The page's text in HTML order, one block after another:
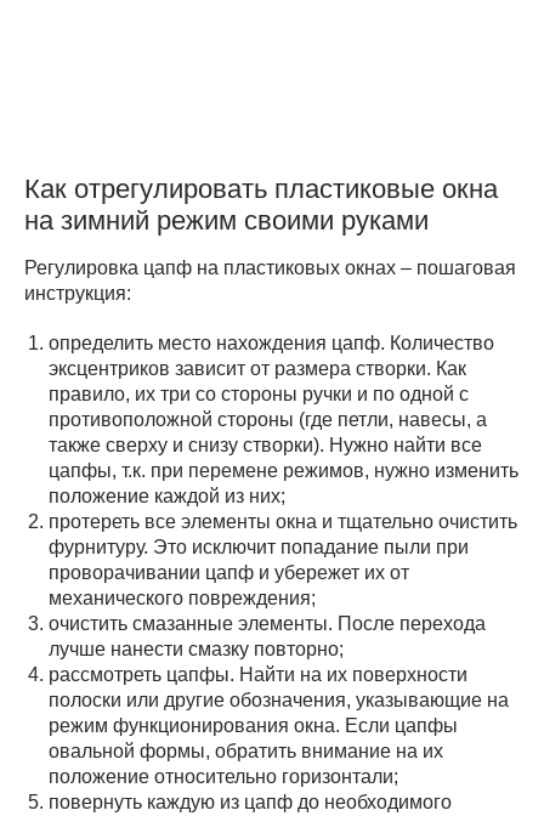
Как отрегулировать пластиковые окна
на зимний режим своими руками
Регулировка цапф на пластиковых окнах – пошаговая
инструкция:
определить место нахождения цапф. Количество
эксцентриков зависит от размера створки. Как
правило, их три со стороны ручки и по одной с
противоположной стороны (где петли, навесы, а
также сверху и снизу створки). Нужно найти все
цапфы, т.к. при перемене режимов, нужно изменить
положение каждой из них;
протереть все элементы окна и тщательно очистить
фурнитуру. Это исключит попадание пыли при
проворачивании цапф и убережет их от
механического повреждения;
очистить смазанные элементы. После перехода
лучше нанести смазку повторно;
рассмотреть цапфы. Найти на их поверхности
полоски или другие обозначения, указывающие на
режим функционирования окна. Если цапфы
овальной формы, обратить внимание на их
положение относительно горизонтали;
повернуть каждую из цапф до необходимого